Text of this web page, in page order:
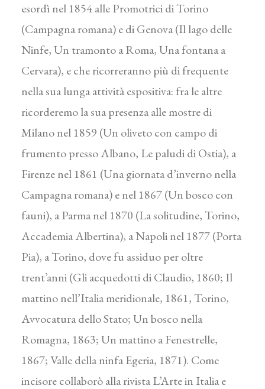
esordì nel 1854 alle Promotrici di Torino
(Campagna romana) e di Genova (Il lago delle
Ninfe, Un tramonto a Roma, Una fontana a
Cervara), e che ricorreranno più di frequente
nella sua lunga attività espositiva: fra le altre
ricorderemo la sua presenza alle mostre di
Milano nel 1859 (Un oliveto con campo di
frumento presso Albano, Le paludi di Ostia), a
Firenze nel 1861 (Una giornata d’inverno nella
Campagna romana) e nel 1867 (Un bosco con
fauni), a Parma nel 1870 (La solitudine, Torino,
Accademia Albertina), a Napoli nel 1877 (Porta
Pia), a Torino, dove fu assiduo per oltre
trent’anni (Gli acquedotti di Claudio, 1860; Il
mattino nell’Italia meridionale, 1861, Torino,
Avvocatura dello Stato; Un bosco nella
Romagna, 1863; Un mattino a Fenestrelle,
1867; Valle della ninfa Egeria, 1871). Come
incisore collaborò alla rivista L’Arte in Italia e